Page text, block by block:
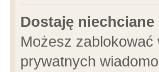
Dostaję
Możesz zablokować
prywatnych